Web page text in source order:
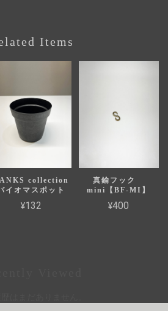
Items
collection
イオマスポット
¥132
真鍮フック
mini【BF-MI】
¥400